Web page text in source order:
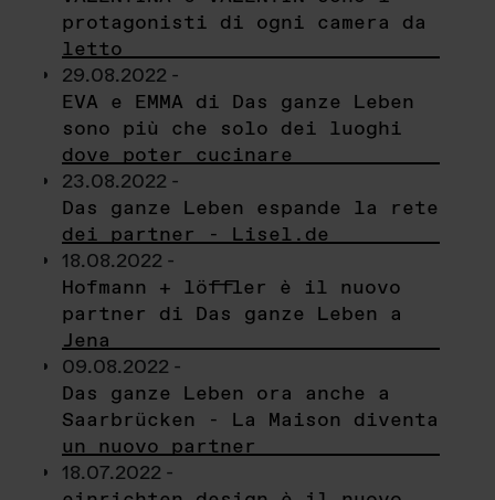
protagonisti di ogni camera da
letto
29.08.2022 -
EVA e EMMA di Das ganze Leben
sono più che solo dei luoghi
dove poter cucinare
23.08.2022 -
Das ganze Leben espande la rete
dei partner - Lisel.de
18.08.2022 -
Hofmann + löffler è il nuovo
partner di Das ganze Leben a
Jena
09.08.2022 -
Das ganze Leben ora anche a
Saarbrücken - La Maison diventa
un nuovo partner
18.07.2022 -